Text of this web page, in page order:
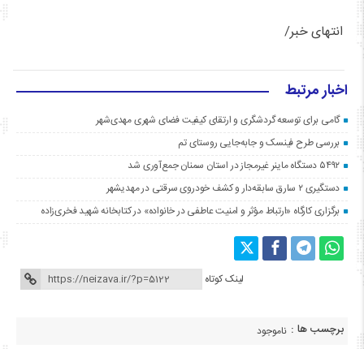
انتهای خبر/
اخبار مرتبط
گامی برای توسعه گردشگری و ارتقای کیفیت فضای شهری مهدی‌شهر
بررسی طرح فینسک و جابه‌جایی روستای تم
۵۴۹۲ دستگاه ماینر غیرمجاز در استان سمنان جمع‌آوری شد
دستگیری ۲ سارق سابقه‌دار و کشف خودروی سرقتی در مهدیشهر
برگزاری کارگاه «ارتباط مؤثر و امنیت عاطفی در خانواده» در کتابخانه شهید فخری‌زاده
لینک کوتاه
برچسب ها : ناموجود